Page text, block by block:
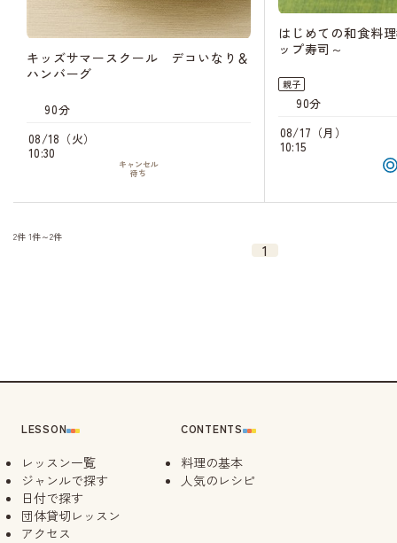
キッズサマースクール デコいなり＆
ハンバーグ
90分
08/18（火）
10:30
キャンセル
待ち
はじめての和食料
ップ寿司～
親子
90分
08/17（月）
10:15
2件 1件～2件
1
LESSON
レッスン一覧
ジャンルで探す
日付で探す
団体貸切レッスン
アクセス
CONTENTS
料理の基本
人気のレシピ